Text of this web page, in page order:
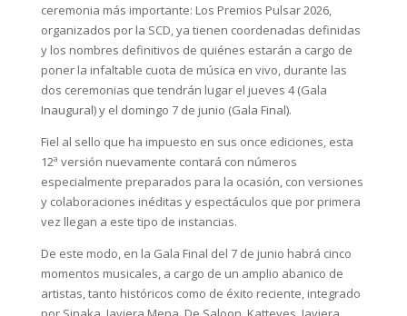
ceremonia más importante: Los Premios Pulsar 2026,
organizados por la SCD, ya tienen coordenadas definidas
y los nombres definitivos de quiénes estarán a cargo de
poner la infaltable cuota de música en vivo, durante las
dos ceremonias que tendrán lugar el jueves 4 (Gala
Inaugural) y el domingo 7 de junio (Gala Final).
Fiel al sello que ha impuesto en sus once ediciones, esta
12ª versión nuevamente contará con números
especialmente preparados para la ocasión, con versiones
y colaboraciones inéditas y espectáculos que por primera
vez llegan a este tipo de instancias.
De este modo, en la Gala Final del 7 de junio habrá cinco
momentos musicales, a cargo de un amplio abanico de
artistas, tanto históricos como de éxito reciente, integrado